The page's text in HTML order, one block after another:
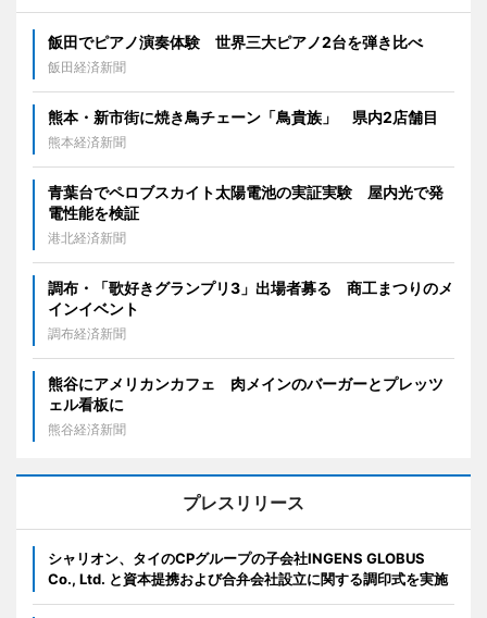
飯田でピアノ演奏体験 世界三大ピアノ2台を弾き比べ
飯田経済新聞
熊本・新市街に焼き鳥チェーン「鳥貴族」 県内2店舗目
熊本経済新聞
青葉台でペロブスカイト太陽電池の実証実験 屋内光で発
電性能を検証
港北経済新聞
調布・「歌好きグランプリ3」出場者募る 商工まつりのメ
インイベント
調布経済新聞
熊谷にアメリカンカフェ 肉メインのバーガーとプレッツ
ェル看板に
熊谷経済新聞
プレスリリース
シャリオン、タイのCPグループの子会社INGENS GLOBUS
Co., Ltd. と資本提携および合弁会社設立に関する調印式を実施